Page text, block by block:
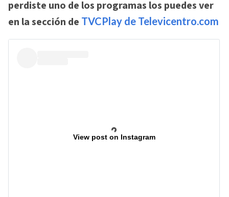
perdiste uno de los programas los puedes ver
en la sección de TVCPlay de Televicentro.com
View post on Instagram